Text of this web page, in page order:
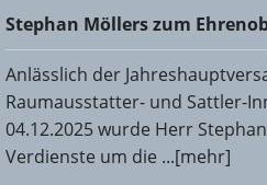
Stephan Möllers zum
Stephan Möllers zum
Anlässlich der
Raumausstatter- und Sattler-
04.12.2025 wurde Herr
Verdienste um die ...[mehr]